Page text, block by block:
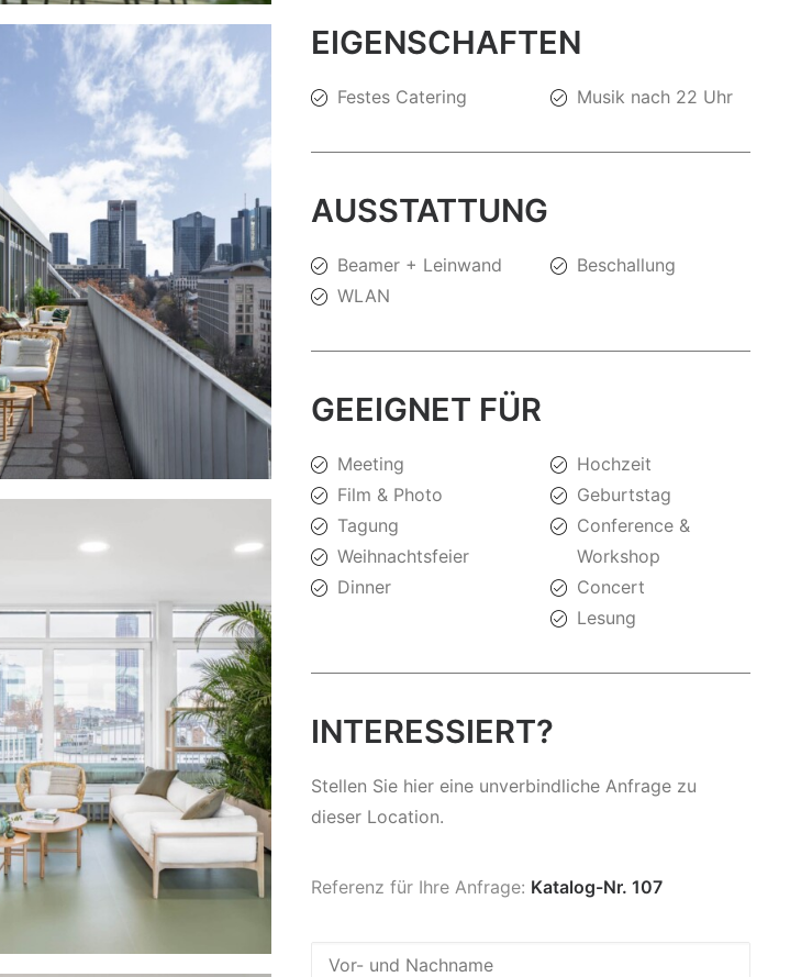
EIGENSCHAFTEN
Festes Catering Musik nach 22 Uhr
AUSSTATTUNG
Beamer + Leinwand
WLAN
Beschallung
GEEIGNET FÜR
Meeting
Film & Photo
Tagung
Weihnachtsfeier
Dinner
Hochzeit
Geburtstag
Conference &
Workshop
Concert
Lesung
INTERESSIERT?
Stellen Sie hier eine unverbindliche Anfrage zu
dieser Location.
Referenz für Ihre Anfrage: Katalog-Nr. 107